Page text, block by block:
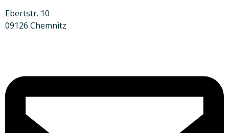
Ebertstr. 10
09126 Chemnitz